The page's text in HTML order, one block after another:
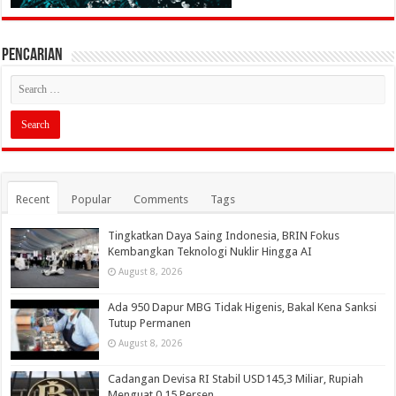
PENCARIAN
Recent Popular Comments Tags
Tingkatkan Daya Saing Indonesia, BRIN Fokus
Kembangkan Teknologi Nuklir Hingga AI
August 8, 2026
Ada 950 Dapur MBG Tidak Higenis, Bakal Kena Sanksi
Tutup Permanen
August 8, 2026
Cadangan Devisa RI Stabil USD145,3 Miliar, Rupiah